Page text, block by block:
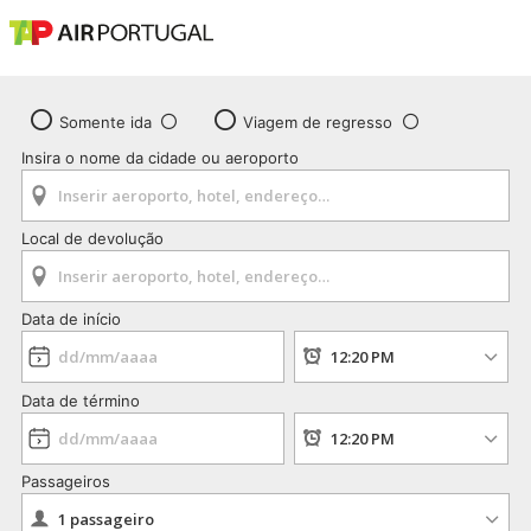
Somente ida
Viagem de regresso
Insira o nome da cidade ou aeroporto
Local de devolução
Data de início
Data de término
Passageiros